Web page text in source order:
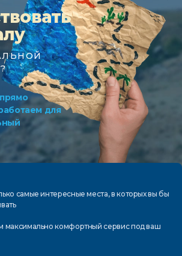
для
самыеинтересные места, в которыхвы бы
максимально комфортныйсервис под ваш